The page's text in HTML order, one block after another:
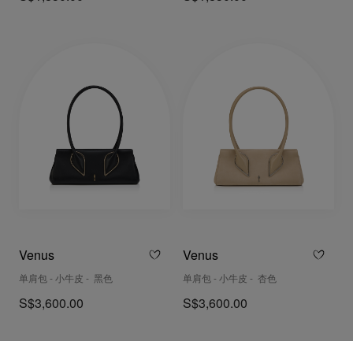
Venus
单肩包 - 小牛皮 - 黑色
S$3,600.00
Venus
单肩包 - 小牛皮 - 杏色
S$3,600.00